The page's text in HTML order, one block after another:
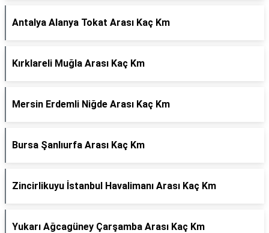
Antalya Alanya Tokat Arası Kaç Km
Kırklareli Muğla Arası Kaç Km
Mersin Erdemli Niğde Arası Kaç Km
Bursa Şanlıurfa Arası Kaç Km
Zincirlikuyu İstanbul Havalimanı Arası Kaç Km
Yukarı Ağcagüney Çarşamba Arası Kaç Km